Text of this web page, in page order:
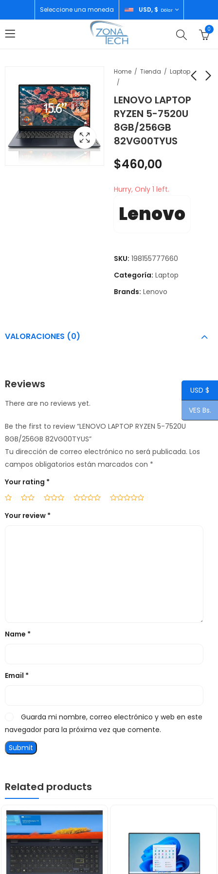
Seleccione una moneda USD, $ Dólar
0
Home Tienda Laptop
LENOVO LAPTOP
RYZEN 5-7520U
8GB/256GB
82VG00TYUS
8GB/256GB GOLD
$204,00
6GB/256GB
MOONLIHT WHITE
$143,00
$460,00
Hurry, Only 1 left.
Lenovo
SKU: 198155777660
Categoría: Laptop
Brands: Lenovo
VALORACIONES (0)
Reviews
There are no reviews yet.
Be the first to review “LENOVO LAPTOP RYZEN 5-7520U
8GB/256GB 82VG00TYUS”
Tu dirección de correo electrónico no será publicada. Los
campos obligatorios están marcados con *
Your rating *
Your review *
Name *
Email *
Guarda mi nombre, correo electrónico y web en este
navegador para la próxima vez que comente.
Related products
USD $
VES Bs.